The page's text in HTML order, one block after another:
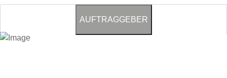
AUFTRAGGEBER